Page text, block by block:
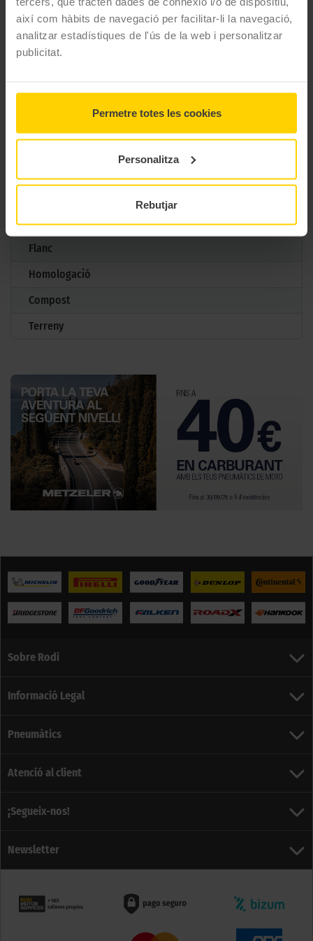
així com hàbits de navegació per facilitar-li la navegació,
analitzar estadístiques de l'ús de la web i personalitzar
publicitat.
Permetre totes les cookies
Personalitza
Rebutjar
Marca
Metzeler
Model
Roadtec Z 8 Interact
Aplicació
Darrera
Carretera
Tipus
Turismo
Estructura
Radial d'altes velocitats
Flanc
Homologació
Compost
Terreny
Sobre Rodi
Informació Legal
Pneumàtics
Atenció al client
¡Segueix-nos!
Newsletter